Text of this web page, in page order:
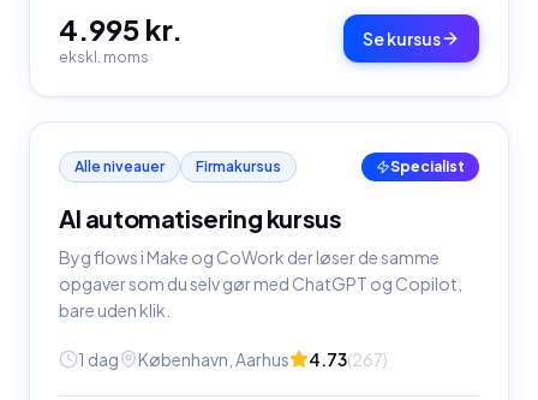
4.995 kr.
ekskl. moms
Se kursus
Specialist
Alle niveauer Firmakursus
AI automatisering kursus
Byg flows i Make og CoWork der løser de samme
opgaver som du selv gør med ChatGPT og Copilot,
bare uden klik.
1 dag København, Aarhus 4.73(267)